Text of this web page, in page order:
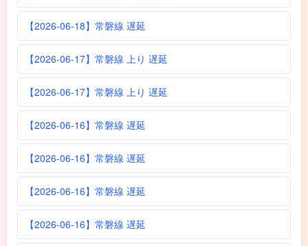
【2026-06-18】常磐線 遅延
【2026-06-17】常磐線 上り 遅延
【2026-06-17】常磐線 上り 遅延
【2026-06-16】常磐線 遅延
【2026-06-16】常磐線 遅延
【2026-06-16】常磐線 遅延
【2026-06-16】常磐線 遅延